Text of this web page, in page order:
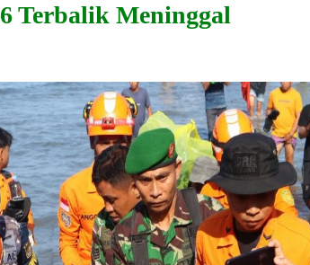
Terbalik Meninggal